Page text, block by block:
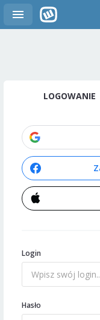
LOGOWANIE
Login
Hasło